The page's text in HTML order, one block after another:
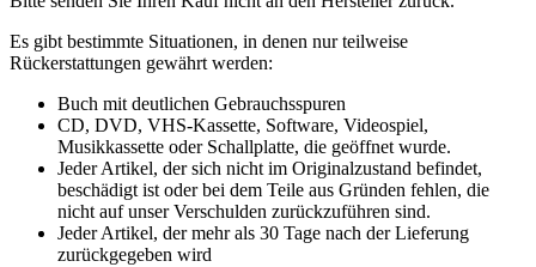
Es gibt bestimmte Situationen, in denen nur teilweise
Rückerstattungen gewährt werden:
Buch mit deutlichen Gebrauchsspuren
CD, DVD, VHS-Kassette, Software, Videospiel,
Musikkassette oder Schallplatte, die geöffnet wurde.
Jeder Artikel, der sich nicht im Originalzustand befindet,
beschädigt ist oder bei dem Teile aus Gründen fehlen, die
nicht auf unser Verschulden zurückzuführen sind.
Jeder Artikel, der mehr als 30 Tage nach der Lieferung
zurückgegeben wird